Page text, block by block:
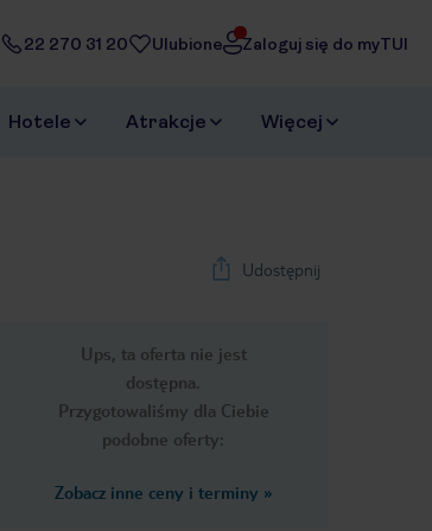
22 270 31 20 Ulubione Zaloguj się do myTUI
Hotele Atrakcje Więcej
Udostępnij
Ups, ta oferta nie jest
dostępna.
Przygotowaliśmy dla Ciebie
podobne oferty:
Zobacz inne ceny i terminy »
Wyjątkowy